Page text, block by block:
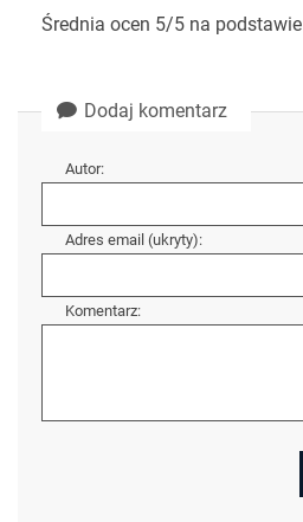
Średnia ocen 5/5 na podstawie
Dodaj komentarz
Autor:
Adres email (ukryty):
Komentarz: